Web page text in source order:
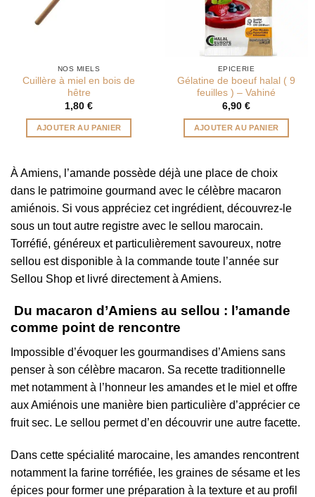
NOS MIELS
Cuillère à miel en bois de
hêtre
1,80 €
AJOUTER AU PANIER
EPICERIE
Gélatine de boeuf halal ( 9
feuilles ) – Vahiné
6,90 €
AJOUTER AU PANIER
À Amiens, l’amande possède déjà une place de choix
dans le patrimoine gourmand avec le célèbre macaron
amiénois. Si vous appréciez cet ingrédient, découvrez-le
sous un tout autre registre avec le sellou marocain.
Torréfié, généreux et particulièrement savoureux, notre
sellou est disponible à la commande toute l’année sur
Sellou Shop et livré directement à Amiens.
Du macaron d’Amiens au sellou : l’amande
comme point de rencontre
Impossible d’évoquer les gourmandises d’Amiens sans
penser à son célèbre macaron. Sa recette traditionnelle
met notamment à l’honneur les amandes et le miel et offre
aux Amiénois une manière bien particulière d’apprécier ce
fruit sec. Le sellou permet d’en découvrir une autre facette.
Dans cette spécialité marocaine, les amandes rencontrent
notamment la farine torréfiée, les graines de sésame et les
épices pour former une préparation à la texture et au profil